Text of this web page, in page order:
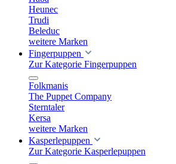
Heunec
Trudi
Beleduc
weitere Marken
Fingerpuppen
Zur Kategorie Fingerpuppen
Folkmanis
The Puppet Company
Sterntaler
Kersa
weitere Marken
Kasperlepuppen
Zur Kategorie Kasperlepuppen